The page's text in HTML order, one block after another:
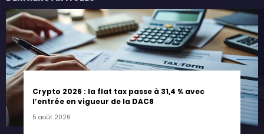
Crypto 2026 : la flat tax passe à 31,4 % avec
l’entrée en vigueur de la DAC8
5 août 2026